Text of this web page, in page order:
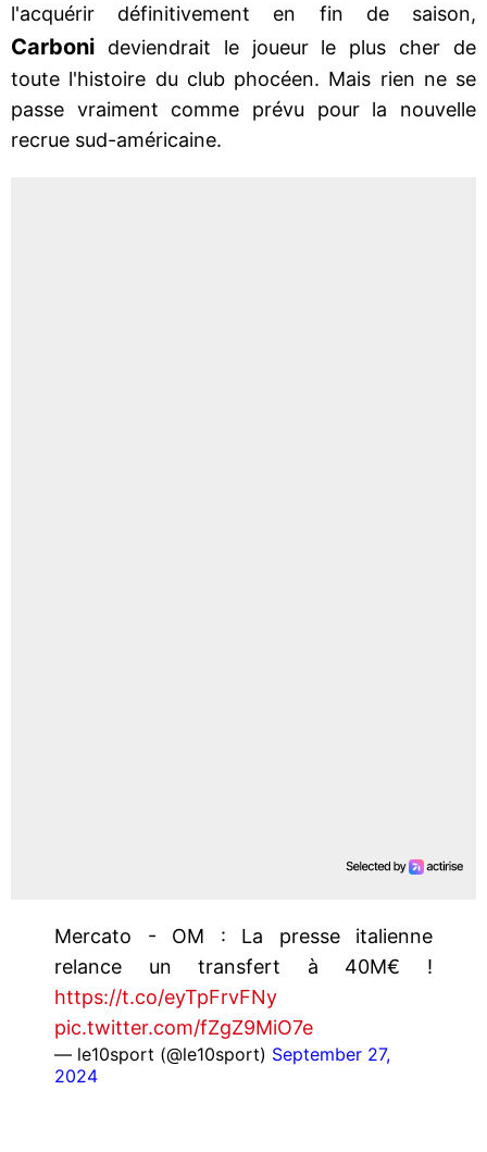
l'acquérir définitivement en fin de saison,
Carboni deviendrait le joueur le plus cher de
toute l'histoire du club phocéen. Mais rien ne se
passe vraiment comme prévu pour la nouvelle
recrue sud-américaine.
Mercato - OM : La presse italienne
relance un transfert à 40M€ !
https://t.co/eyTpFrvFNy
pic.twitter.com/fZgZ9MiO7e
— le10sport (@le10sport) September 27,
2024